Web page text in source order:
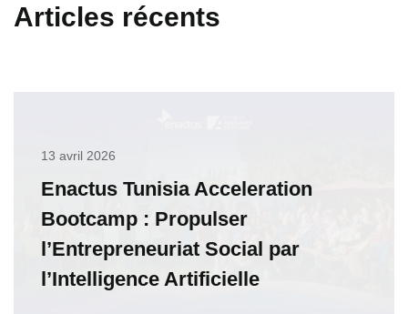
Articles récents
13 avril 2026
Enactus Tunisia Acceleration
Bootcamp : Propulser
l’Entrepreneuriat Social par
l’Intelligence Artificielle